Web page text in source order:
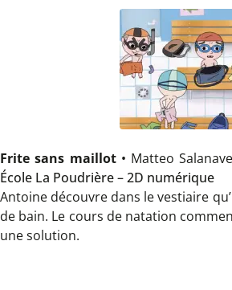
Frite sans maillot• Matteo
École La Poudrière – 2D numérique
Antoine découvre dans le vestiaire
de bain. Le cours de natation
une solution.